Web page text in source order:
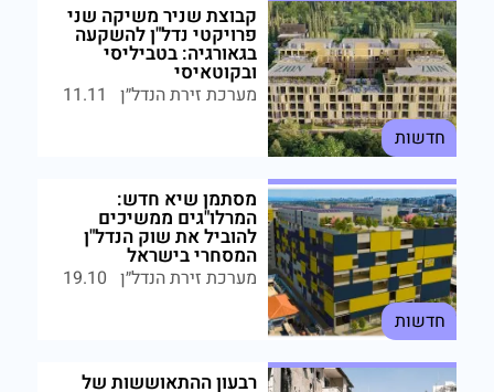
חדשות
קבוצת שניר משיקה שני
פרויקטי נדל"ן להשקעה
בגאורגיה: בטביליסי
ובקוטאיסי
מערכת זירת הנדל״ן 11.11
חדשות
מסתמן שיא חדש:
המרלו"גים ממשיכים
להוביל את שוק הנדל"ן
המסחרי בישראל
מערכת זירת הנדל״ן 19.10
רבעון ההתאוששות של